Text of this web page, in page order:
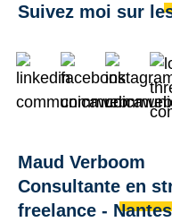
Maud Verboom
Consultante en
freelance - Nantes
Suivez moi sur